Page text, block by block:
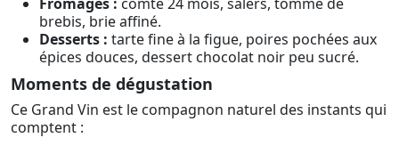
brebis, brie affiné.
Desserts : tarte fine à la figue, poires pochées aux
épices douces, dessert chocolat noir peu sucré.
Moments de dégustation
Ce Grand Vin est le compagnon naturel des instants qui
comptent :